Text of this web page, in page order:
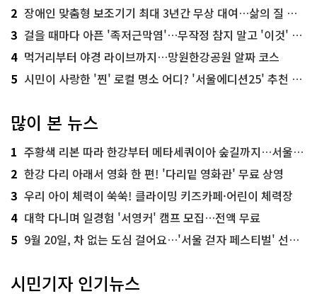
2 장애인 맞춤형 보조기기 최대 3년간 무상 대여…삶의 질 높인다
3 걸을 때마다 아픈 '족저근막염'…무작정 참지 말고 '이것' 해보세요!
4 먹거리부터 야경 라이브까지…망원한강공원 알짜 코스
5 시민이 사랑한 '찐' 로컬 명소 어디? '서울에디션25' 추천 코스
많이 본 뉴스
1 주황색 리본 따라 한강부터 메타세쿼이아 숲길까지…서울둘레길 15코스
2 한강 다리 아래서 영화 한 편! '다리밑 영화관' 무료 상영
3 우리 아이 체력이 쑥쑥! 클라이밍 키즈카페·어린이 체력장
4 대학 다니며 일경험 '서영커' 캠프 모집…전액 무료
5 9월 20일, 차 없는 도심 걸어요…'서울 걷자 페스티벌' 선착순 5천명
시민기자 인기뉴스